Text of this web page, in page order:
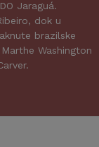
Jaraguá.
dok u
brazilske
Washington